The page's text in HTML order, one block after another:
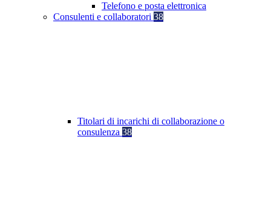
Telefono e posta elettronica
Consulenti e collaboratori 38
Titolari di incarichi di collaborazione o
consulenza 38